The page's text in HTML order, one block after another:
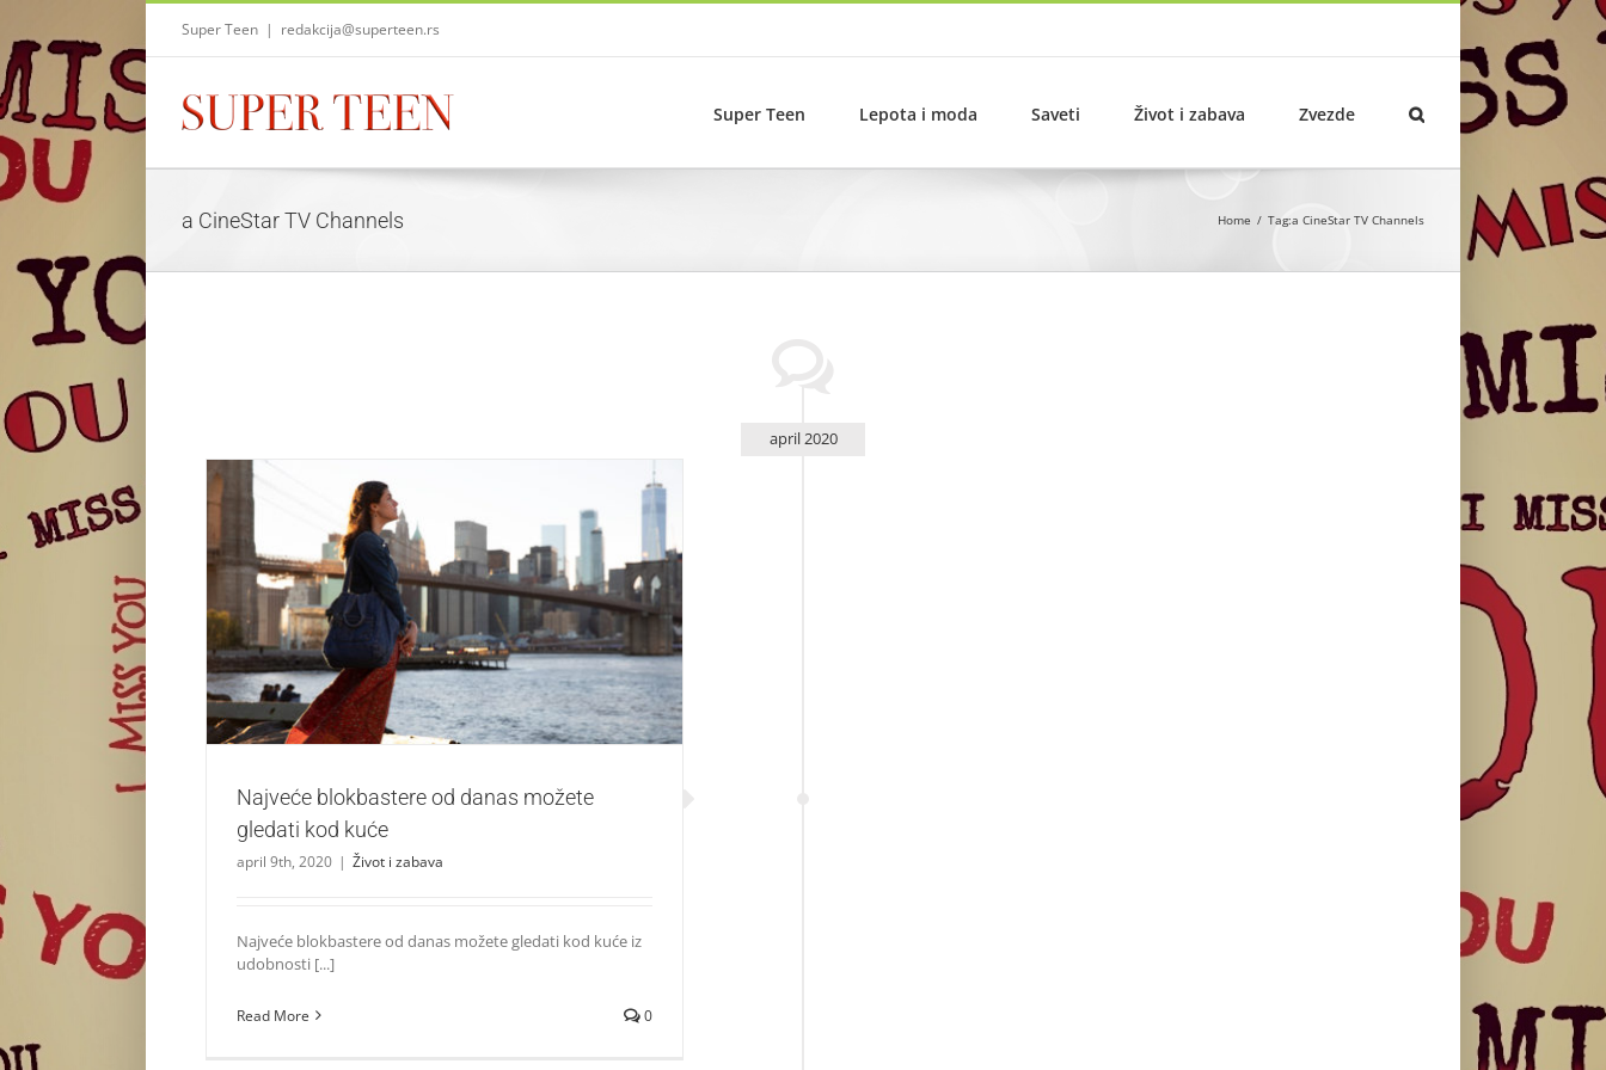
content
Super Teen | redakcija@superteen.rs
Super Teen Lepota i moda Saveti Život i zabava Zvezde
a CineStar TV Channels Home Tag:a CineStar TV Channels
april 2020
Najveće blokbastere od danas možete gledati kod kuće
Život i zabava
Najveće blokbastere od danas možete
gledati kod kuće
april 9th, 2020 | Život i zabava
Najveće blokbastere od danas možete gledati kod kuće iz
udobnosti [...]
Read More 0